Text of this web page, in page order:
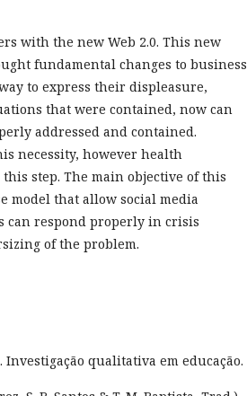
with the new Web 2.0. This new
fundamental changes to business
to express their displeasure,
that were contained, now can
addressed and contained.
necessity, however health
step. The main objective of this
model that allow social media
respond properly in crisis
of the problem.
Investigação qualitativa em educação.